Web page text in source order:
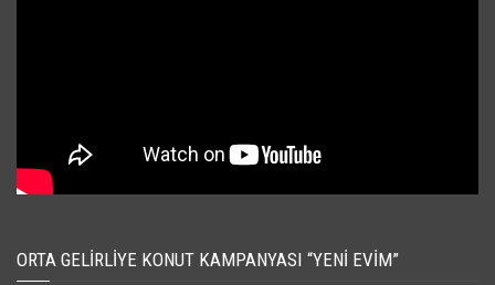
ORTA GELIRLIYE KONUT KAMPANYASI “YENI EVIM”